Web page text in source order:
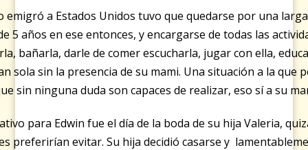
emigró a Estados Unidos tuvo que quedarse por una
5 años en ese entonces, y encargarse de todas las
bañarla, darle de comer escucharla, jugar con ella,
sola sin la presencia de su mami. Una situación a la que
sin ninguna duda son capaces de realizar, eso sí a su
para Edwin fue el día de la boda de su hija Valeria,
preferirían evitar. Su hija decidió casarse y